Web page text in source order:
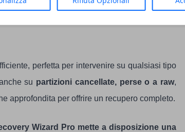
ect…
perfetta per intervenire su qualsiasi tipo
su partizioni cancellate, perse o a raw,
approfondita per offrire un recupero completo.
Wizard Pro mette a disposizione una